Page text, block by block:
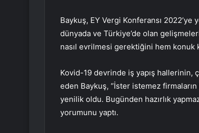
Baykuş, EY Vergi Konferansı
dünyada ve Türkiye’de olan
nasıl evrilmesi gerektiğini hem konuk
Kovid-19 devrinde iş yapış hallerinin,
eden Baykuş, “İster istemez
yenilik oldu. Bugünden hazırlık
yorumunu yaptı.